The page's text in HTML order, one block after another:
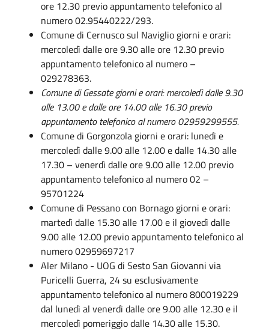
ore 12.30 previo appuntamento telefonico al
numero 02.95440222/293.
Comune di Cernusco sul Naviglio giorni e orari:
mercoledì dalle ore 9.30 alle ore 12.30 previo
appuntamento telefonico al numero –
029278363.
Comune di Gessate giorni e orari: mercoledì dalle 9.30
alle 13.00 e dalle ore 14.00 alle 16.30 previo
appuntamento telefonico al numero 02959299555.
Comune di Gorgonzola giorni e orari: lunedì e
mercoledì dalle 9.00 alle 12.00 e dalle 14.30 alle
17.30 – venerdì dalle ore 9.00 alle 12.00 previo
appuntamento telefonico al numero 02 –
95701224
Comune di Pessano con Bornago giorni e orari:
martedì dalle 15.30 alle 17.00 e il giovedì dalle
9.00 alle 12.00 previo appuntamento telefonico al
numero 02959697217
Aler Milano - UOG di Sesto San Giovanni via
Puricelli Guerra, 24 su esclusivamente
appuntamento telefonico al numero 800019229
dal lunedì al venerdì dalle ore 9.00 alle 12.30 e il
mercoledì pomeriggio dalle 14.30 alle 15.30.